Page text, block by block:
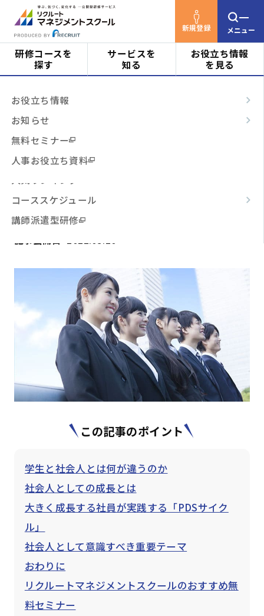
新規登録 メニュー
階層・役割
その他からコースを探す
はじめての方へ
サービスの特長
お役立ち情報 お知らせ よくあるご質問
お問い合わせ 資料請求 メルマガ登録
管理者ログイン
受講者ログイン
研修コースを
探す
対象者
ビジネススキル
テーマ別
3時間コース
人気ランキング
コーススケジュール
講師派遣型研修
サービスを
知る
はじめての方へ
サービスの特長
ご利用の流れ
よくあるご質問
お役立ち情報
を見る
お役立ち情報
お知らせ
無料セミナー
人事お役立ち資料
リクルートマネジメントスクールTOP
としての自覚を持つためには？
学生気分が抜けない新入社員が
社会人としての自覚を持つため
には？
この記事のポイント
学生と社会人とは何が違うのか
社会人としての成長とは
大きく成長する社員が実践する「PDSサイク
ル」
社会人として意識すべき重要テーマ
おわりに
リクルートマネジメントスクールのおすすめ無
料セミナー